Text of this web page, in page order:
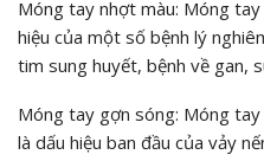
Móng tay nhợt màu: Móng
hiệu của một số bệnh lý
tim sung huyết, bệnh về gan,
Móng tay gợn sóng: Móng
là dấu hiệu ban đầu của vảy